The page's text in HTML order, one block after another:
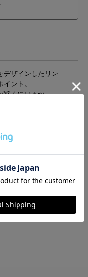
デザインしたリン
ント。
近くにいるか
スと合わせて身に着
する場合がございま
場合、ご入金確認後
承ください。